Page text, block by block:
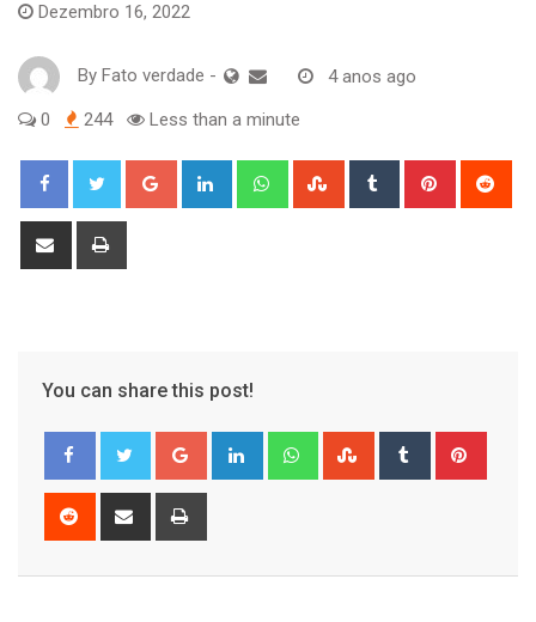
Dezembro 16, 2022
By Fato verdade - 4 anos ago
0 244 Less than a minute
Google+ LinkedIn WhatsappStumbleUpon
Tumblr Pinterest
Share
You can share this post!
Google+ LinkedIn WhatsappStumbleUpon
Tumblr
Reddit
Share